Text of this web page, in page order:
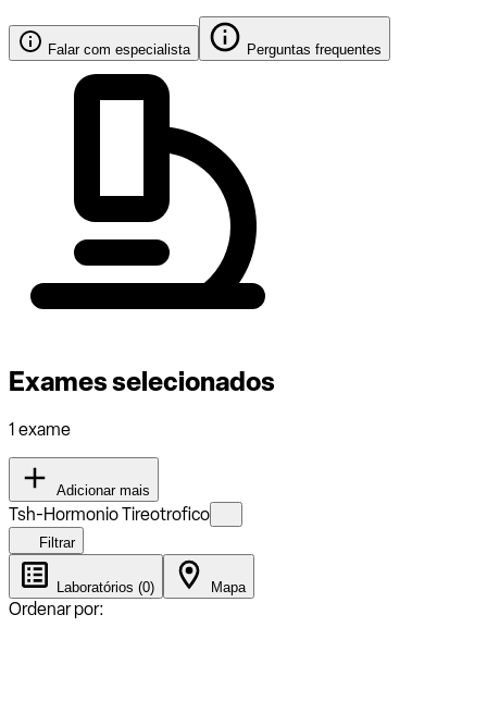
Falar com especialista Perguntas frequentes
Exames selecionados
1 exame
Adicionar mais
Tsh-Hormonio Tireotrofico
Filtrar
Laboratórios (0) Mapa
Ordenar por: